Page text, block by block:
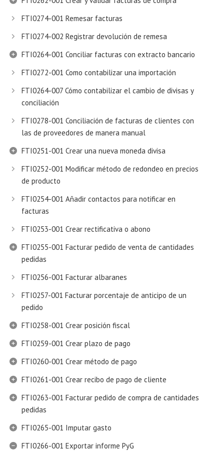
FTI0274-001 Remesar facturas
FTI0274-002 Registrar devolución de remesa
FTI0264-001 Conciliar facturas con extracto bancario
FTI0272-001 Como contabilizar una importación
FTI0264-007 Cómo contabilizar el cambio de divisas y
conciliación
FTI0278-001 Conciliación de facturas de clientes con
las de proveedores de manera manual
FTI0251-001 Crear una nueva moneda divisa
FTI0252-001 Modificar método de redondeo en precios
de producto
FTI0254-001 Añadir contactos para notificar en
facturas
FTI0253-001 Crear rectificativa o abono
FTI0255-001 Facturar pedido de venta de cantidades
pedidas
FTI0256-001 Facturar albaranes
FTI0257-001 Facturar porcentaje de anticipo de un
pedido
FTI0258-001 Crear posición fiscal
FTI0259-001 Crear plazo de pago
FTI0260-001 Crear método de pago
FTI0261-001 Crear recibo de pago de cliente
FTI0263-001 Facturar pedido de compra de cantidades
pedidas
FTI0265-001 Imputar gasto
FTI0266-001 Exportar informe PyG